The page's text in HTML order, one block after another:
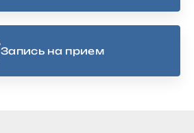
Запись на прием